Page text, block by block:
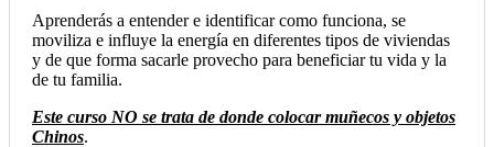
Aprenderás a entender e identificar como funciona, se
moviliza e influye la energía en diferentes tipos de viviendas
y de que forma sacarle provecho para beneficiar tu vida y la
de tu familia.
Este curso NO se trata de donde colocar muñecos y objetos
Chinos.